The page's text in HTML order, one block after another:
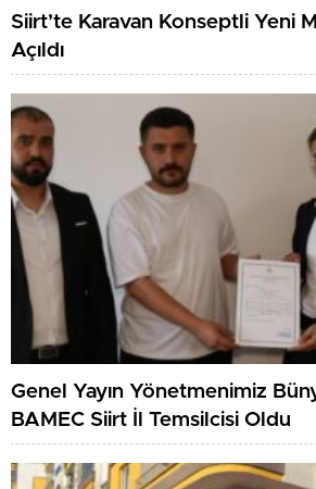
Siirt’te Karavan Konseptli Yeni
Açıldı
Genel Yayın Yönetmenimiz
BAMEC Siirt İl Temsilcisi Oldu